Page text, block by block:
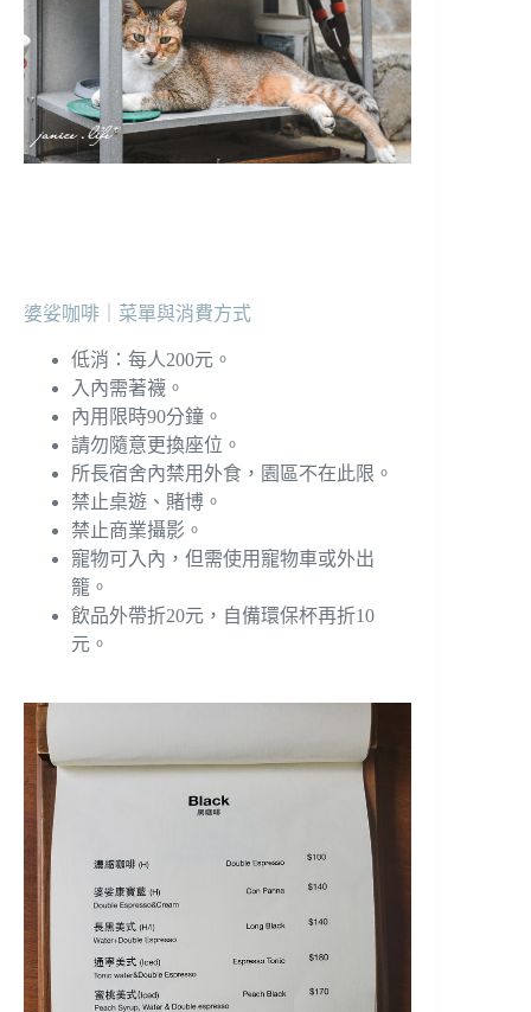
婆娑咖啡｜菜單與消費方式
低消：每人200元。
入內需著襪。
內用限時90分鐘。
請勿隨意更換座位。
所長宿舍內禁用外食，園區不在此限。
禁止桌遊、賭博。
禁止商業攝影。
寵物可入內，但需使用寵物車或外出
籠。
飲品外帶折20元，自備環保杯再折10
元。